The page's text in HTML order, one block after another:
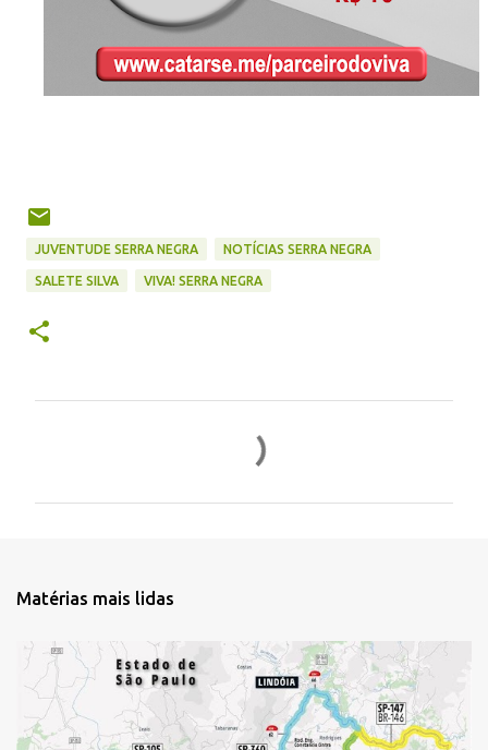
JUVENTUDE SERRA NEGRA NOTÍCIAS SERRA NEGRA
SALETE SILVA VIVA! SERRA NEGRA
t
i
o
s
Matérias mais lidas